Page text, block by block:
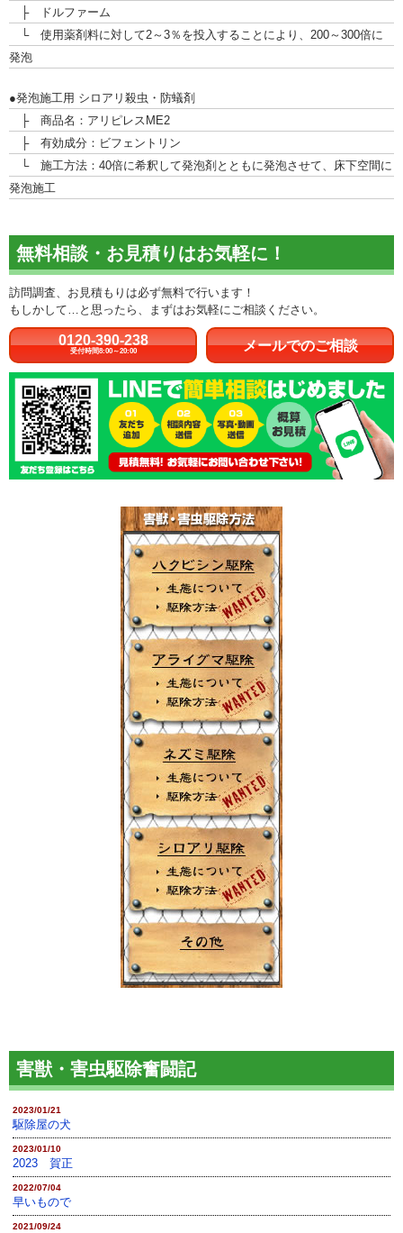
├ ドルファーム
└ 使用薬剤料に対して2～3％を投入することにより、200～300倍に
発泡
●発泡施工用 シロアリ殺虫・防蟻剤
├ 商品名：アリピレスME2
├ 有効成分：ビフェントリン
└ 施工方法：40倍に希釈して発泡剤とともに発泡させて、床下空間に
発泡施工
無料相談・お見積りはお気軽に！
訪問調査、お見積もりは必ず無料で行います！
もしかして…と思ったら、まずはお気軽にご相談ください。
0120-390-238
受付時間8:00～20:00 メールでのご相談
害獣・害虫駆除奮闘記
2023/01/21
駆除屋の犬
2023/01/10
2023 賀正
2022/07/04
早いもので
2021/09/24